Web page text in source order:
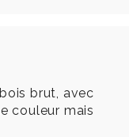
brut, avec
couleur mais